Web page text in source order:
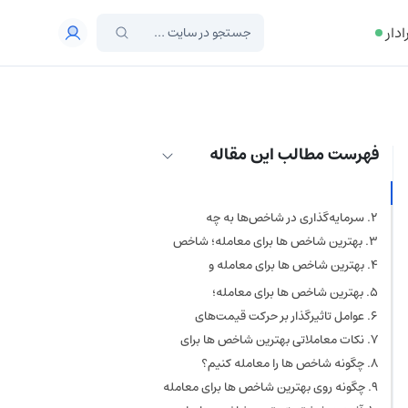
رادار
فهرست مطالب این مقاله
شاخص‌های بازار سهام چیست؟
سرمایه‌گذاری در شاخص‌ها به چه
معناست؟
بهترین شاخص ها برای معامله؛ شاخص‌
های اصلی برای معاملات
بهترین شاخص ها برای معامله و
سرمایه‌گذاری
S&P 500 (ایالات متحده)
شاخص نزدک (ایالات متحده)
شاخص داوجونز (ایالات متحده)
شاخص FTSE ۱۰۰ (بریتانیا)
شاخص DAX (آلمان)
بهترین شاخص ها برای معامله؛
سودآورترین شاخص‌های سال ۲۰۲۵
عوامل تاثیرگذار بر حرکت قیمت‌های
شاخص‌ها
نکات معاملاتی بهترین شاخص ها برای
معامله
چگونه شاخص ها را معامله کنیم؟
چگونه روی بهترین شاخص ها برای معامله